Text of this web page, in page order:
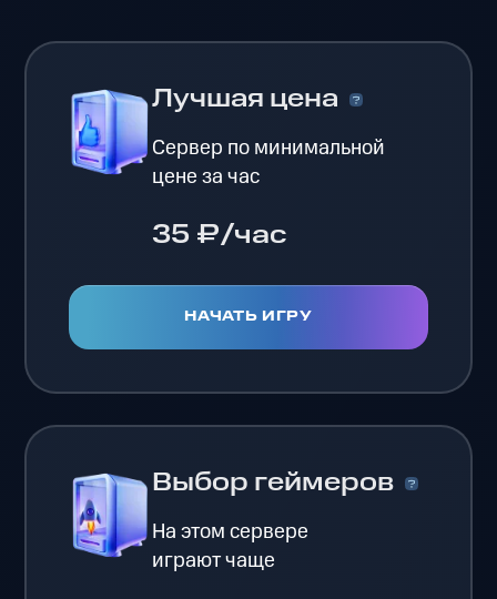
Лучшая цена
Сервер по минимальной
цене за час
35 ₽/час
НАЧАТЬ ИГРУ
Выбор геймеров
На этом сервере
играют чаще